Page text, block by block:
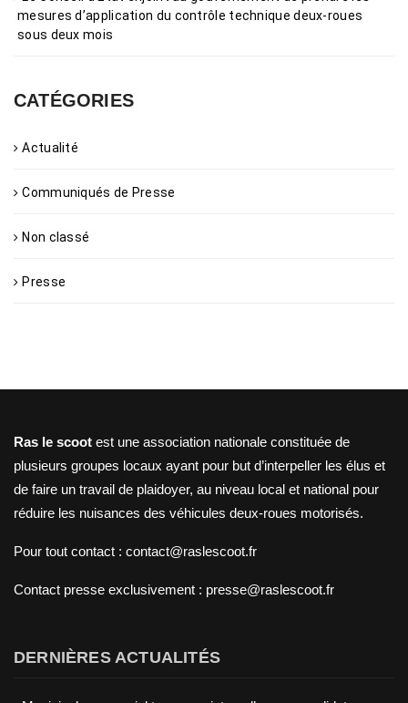
mesures d’application du contrôle technique deux-roues
sous deux mois
CATÉGORIES
Actualité
Communiqués de Presse
Non classé
Presse
Ras le scoot est une association nationale constituée de
plusieurs groupes locaux ayant pour but d’interpeller les élus et
de faire un travail de plaidoyer, au niveau local et national pour
réduire les nuisances des véhicules deux-roues motorisés.
Pour tout contact : contact@raslescoot.fr
Contact presse exclusivement : presse@raslescoot.fr
DERNIÈRES ACTUALITÉS